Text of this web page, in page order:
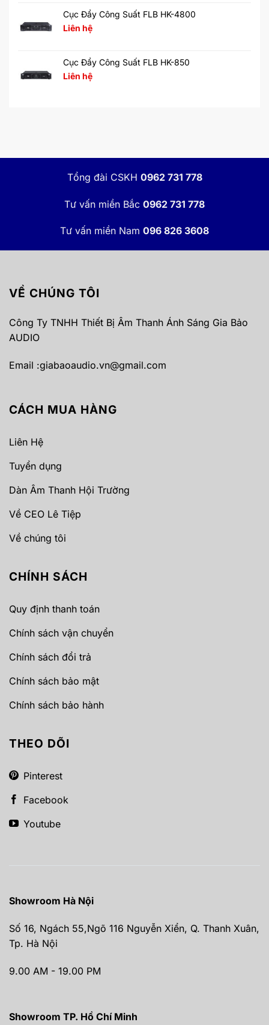
Cục Đẩy Công Suất FLB HK-4800
Liên hệ
Cục Đẩy Công Suất FLB HK-850
Liên hệ
Tổng đài CSKH 0962 731 778
Tư vấn miền Bắc 0962 731 778
Tư vấn miền Nam 096 826 3608
VỀ CHÚNG TÔI
Công Ty TNHH Thiết Bị Âm Thanh Ánh Sáng Gia Bảo
AUDIO
Email :giabaoaudio.vn@gmail.com
CÁCH MUA HÀNG
Liên Hệ
Tuyển dụng
Dàn Âm Thanh Hội Trường
Về CEO Lê Tiệp
Về chúng tôi
CHÍNH SÁCH
Quy định thanh toán
Chính sách vận chuyển
Chính sách đổi trả
Chính sách bảo mật
Chính sách bảo hành
THEO DÕI
Pinterest
Facebook
Youtube
Showroom Hà Nội
Số 16, Ngách 55,Ngõ 116 Nguyễn Xiển, Q. Thanh Xuân,
Tp. Hà Nội
9.00 AM - 19.00 PM
Showroom TP. Hồ Chí Minh